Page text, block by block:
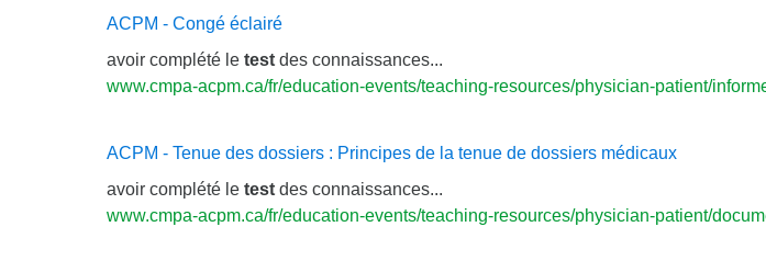
ACPM - Congé éclairé
avoir complété le test des connaissances...
www.cmpa-acpm.ca/fr/education-events/teaching-resources/physician-patient/
ACPM - Tenue des dossiers : Principes de la tenue de dossiers médicaux
avoir complété le test des connaissances...
www.cmpa-acpm.ca/fr/education-events/teaching-resources/physician-patient/